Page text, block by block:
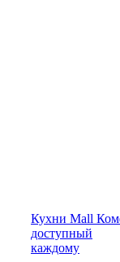
Кухни Mall
доступный
каждому